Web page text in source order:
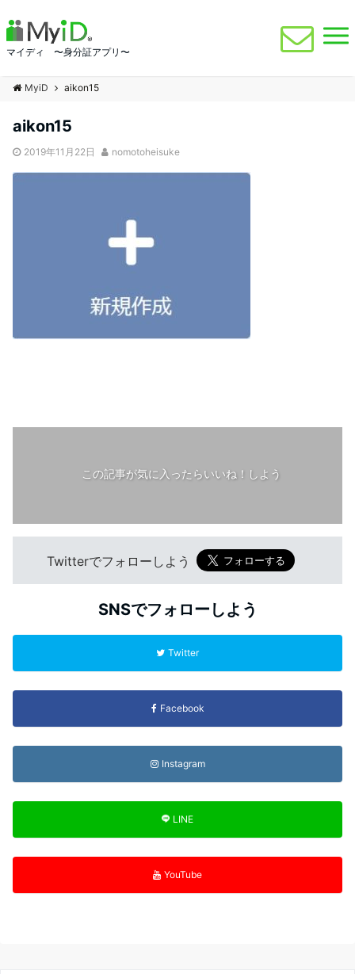
マイディ 〜身分証アプリ〜
MyiD aikon15
aikon15
2019年11月22日 nomotoheisuke
この記事が気に入ったらいいね！しよう
Twitterでフォローしよう
SNSでフォローしよう
Twitter
Facebook
Instagram
LINE
YouTube